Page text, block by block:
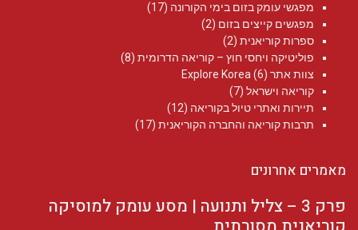
מפגשי עומק בזום בימי הקורונה (17)
מפגשים קייצים בזום (2)
ספרות קוריאנית (2)
פוליטיקה ויחסי חוץ – קוריאה הדרומית (8)
צוות אתר Explore Korea (6)
קוריאה וישראל (7)
תיירות ואתרי טיול בקוריאה (12)
תרבות קוריאה והחברה הקוריאנית (17)
מאמרים אחרונים
פרק 3 – צליל ותנועה | מסע עומק למוסיקה